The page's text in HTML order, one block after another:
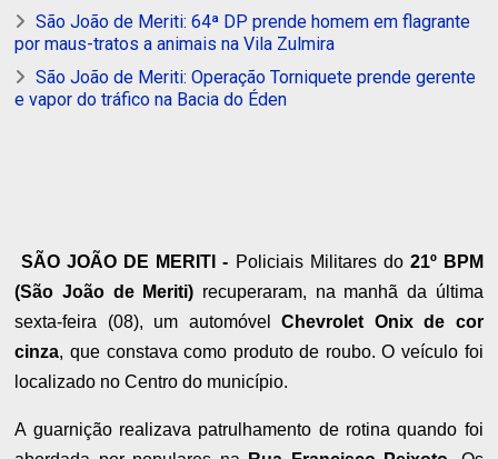
São João de Meriti: 64ª DP prende homem em flagrante
por maus-tratos a animais na Vila Zulmira
São João de Meriti: Operação Torniquete prende gerente
e vapor do tráfico na Bacia do Éden
SÃO JOÃO DE MERITI - Policiais Militares do 21º BPM
(São João de Meriti) recuperaram, na manhã da última
sexta-feira (08), um automóvelChevrolet Onix de cor
cinza, que constava como produto de roubo. O veículo foi
localizado no Centro do município.
A guarnição realizava patrulhamento de rotina quando foi